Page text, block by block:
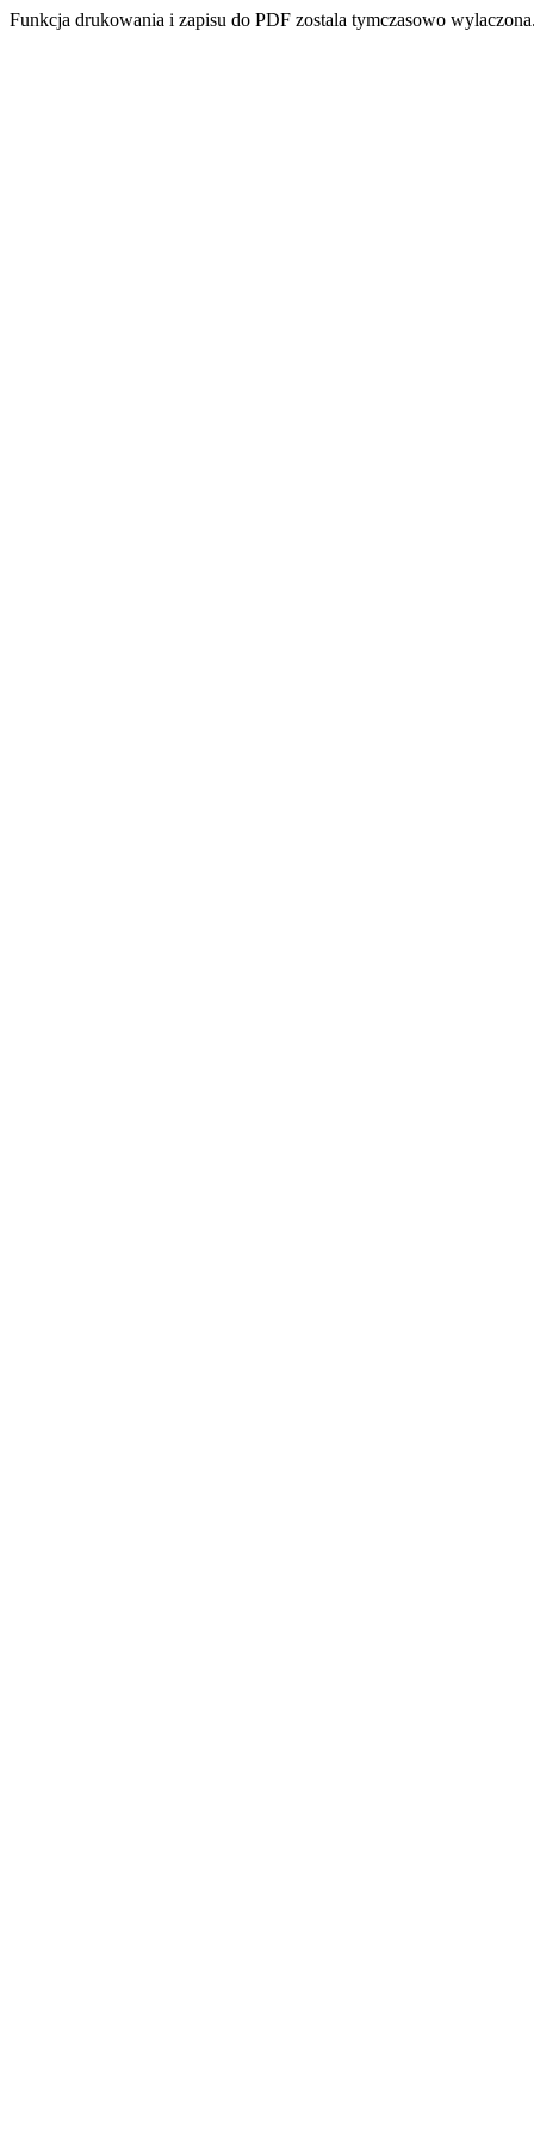
Funkcja drukowania i zapisu do PDF zostala tymczasowo